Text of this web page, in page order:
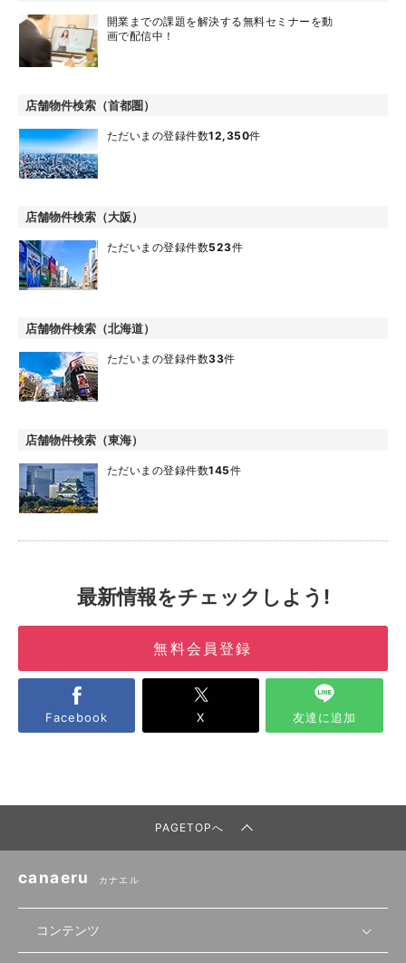
開業までの課題を解決する無料セミナーを動
画で配信中！
店舗物件検索（首都圏）
ただいまの登録件数12,350件
店舗物件検索（大阪）
ただいまの登録件数523件
店舗物件検索（北海道）
ただいまの登録件数33件
店舗物件検索（東海）
ただいまの登録件数145件
最新情報をチェックしよう!
無料会員登録
Facebook X 友達に追加
PAGETOPへ
canaeru カナエル
コンテンツ